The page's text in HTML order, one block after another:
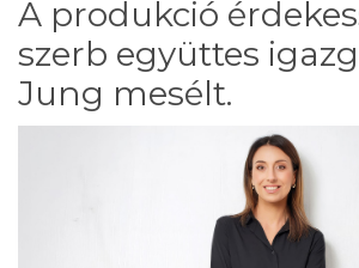
A produkció
szerb együttes
Jung mesélt.